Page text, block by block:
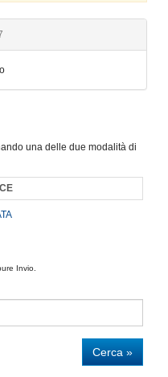
una delle due modalità di
Invio.
Cerca »